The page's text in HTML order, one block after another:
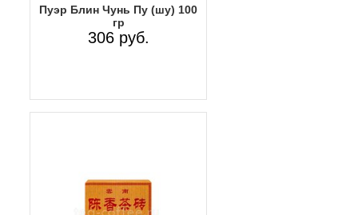
Пуэр Блин Чунь Пу (шу) 100
гр
306 руб.